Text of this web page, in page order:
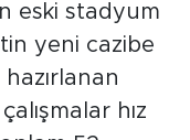
eski stadyum
yeni cazibe
hız